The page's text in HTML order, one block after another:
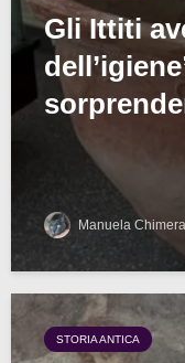
Gli Ittiti
Manuela Chimera
STORIA ANTICA